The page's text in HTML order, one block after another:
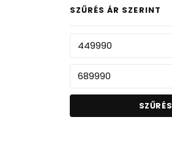
SZŰRÉS ÁR SZERINT
SZŰRÉS